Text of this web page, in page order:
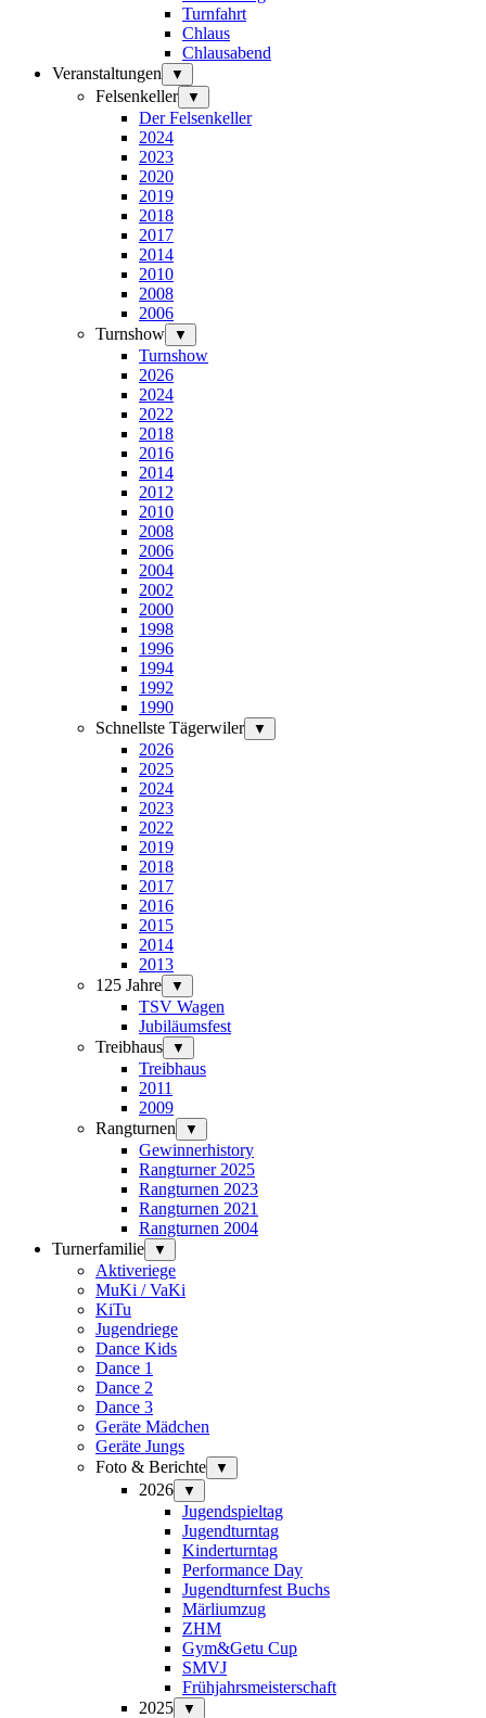
Turnfahrt
Chlaus
Chlausabend
Veranstaltungen
▼
Felsenkeller ▼
Der Felsenkeller
2024
2023
2020
2019
2018
2017
2014
2010
2008
2006
Turnshow
▼
Turnshow
2026
2024
2022
2018
2016
2014
2012
2010
2008
2006
2004
2002
2000
1998
1996
1994
1992
1990
Schnellste Tägerwiler
▼
2026
2025
2024
2023
2022
2019
2018
2017
2016
2015
2014
2013
125 Jahre
▼
TSV Wagen
Jubiläumsfest
Treibhaus
▼
Treibhaus
2011
2009
Rangturnen
▼
Gewinnerhistory
Rangturner 2025
Rangturnen 2023
Rangturnen 2021
Rangturnen 2004
Turnerfamilie
▼
Aktiveriege
MuKi / VaKi
KiTu
Jugendriege
Dance Kids
Dance 1
Dance 2
Dance 3
Geräte Mädchen
Geräte Jungs
Foto & Berichte
▼
2026 ▼
Jugendspieltag
Jugendturntag
Kinderturntag
Performance Day
Jugendturnfest Buchs
Märliumzug
ZHM
Gym&Getu Cup
SMVJ
Frühjahrsmeisterschaft
2025
▼